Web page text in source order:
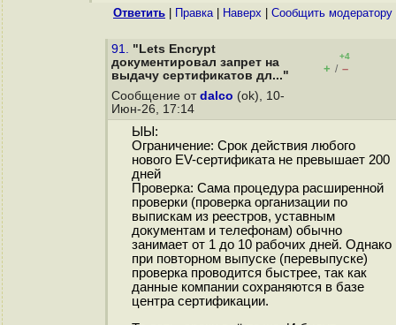
Ответить Правка| Наверх Cообщить модератору
91. "Lets Encrypt
документировал запрет на
выдачу сертификатов дл..."
+4
+ / –
Сообщение от dalco (ok), 10-
Июн-26, 17:14
ЫЫ:
Ограничение: Срок действия любого
нового EV-сертификата не превышает 200
дней
Проверка: Сама процедура расширенной
проверки (проверка организации по
выпискам из реестров, уставным
документам и телефонам) обычно
занимает от 1 до 10 рабочих дней. Однако
при повторном выпуске (перевыпуске)
проверка проводится быстрее, так как
данные компании сохраняются в базе
центра сертификации.